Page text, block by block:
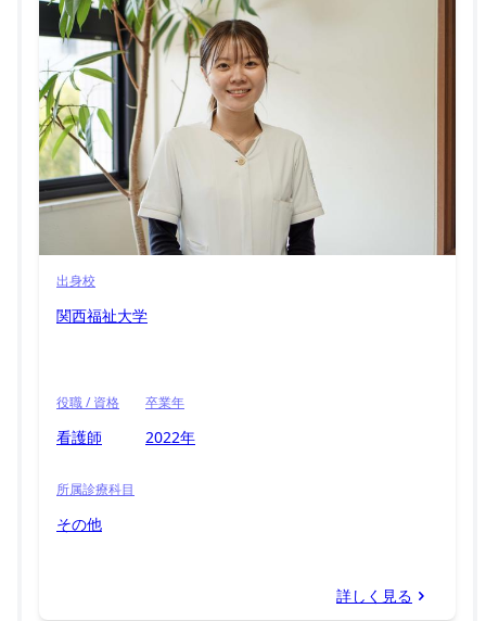
出身校
関西福祉大学
役職 / 資格
看護師
卒業年
2022年
所属診療科目
その他
詳しく見る